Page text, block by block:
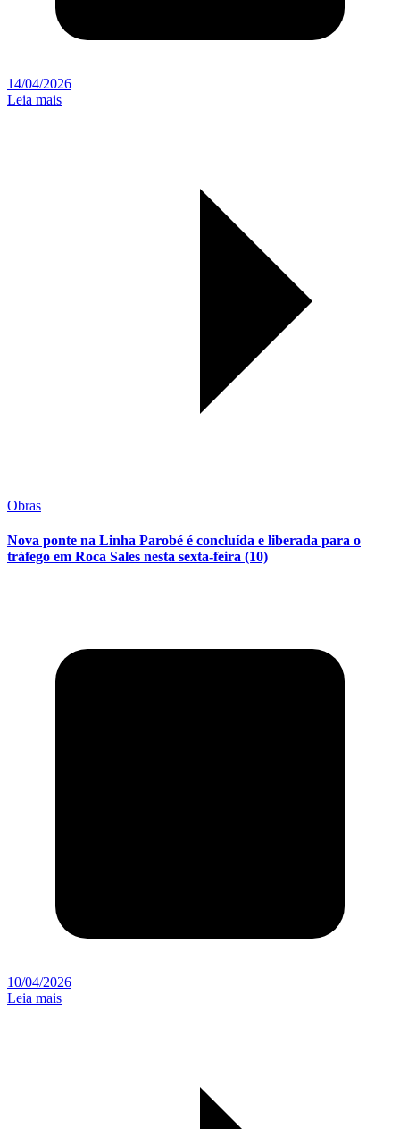
14/04/2026
Leia mais
Obras
Nova ponte na Linha Parobé é concluída e liberada para o
tráfego em Roca Sales nesta sexta-feira (10)
10/04/2026
Leia mais